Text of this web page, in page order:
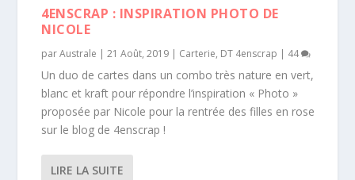
4ENSCRAP : INSPIRATION PHOTO DE
NICOLE
parAustrale |21 Août, 2019 | Carterie, DT 4enscrap | 44
Un duo de cartes dans un combo très nature en vert,
blanc et kraft pour répondre l’inspiration « Photo »
proposée par Nicole pour la rentrée des filles en rose
sur le blog de 4enscrap !
LIRE LA SUITE